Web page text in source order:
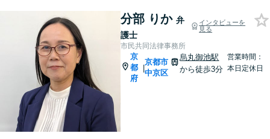
分部 りか 弁
護士
インタビューを
見る
市民共同法律事務所
京
都
府
|
京都市
中京区
烏丸御池駅
から徒歩3分
営業時間：
本日定休日